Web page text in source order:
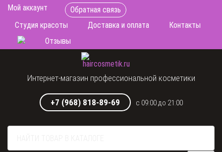
Мой аккаунт
Обратная связь
Студия красоты
Доставка и оплата
Контакты
Отзывы
Интернет-магазин профессиональной косметики
+7 (968) 818-89-69 с 09:00 до 21:00